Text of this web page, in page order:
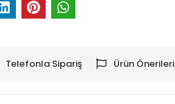
Telefonla Sipariş Ürün Önerileri